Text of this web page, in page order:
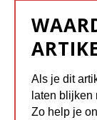
Als je dit
laten blijken
Zo help je